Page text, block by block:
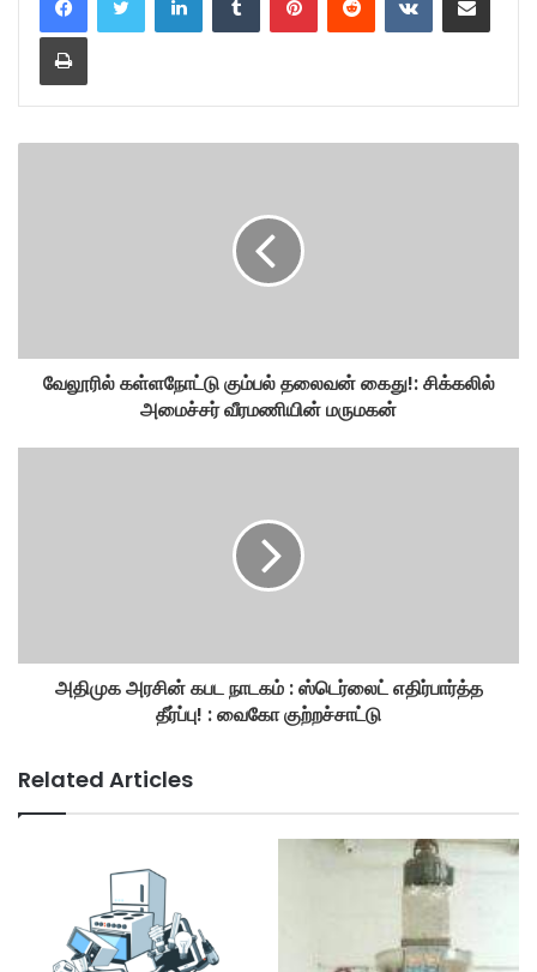
Print
வேலூரில் கள்ளநோட்டு கும்பல் தலைவன் கைது!: சிக்கலில்
அமைச்சர் வீரமணியின் மருமகன்
அதிமுக அரசின் கபட நாடகம் : ஸ்டெர்லைட் எதிர்பார்த்த
தீர்ப்பு! : வைகோ குற்றச்சாட்டு
Related Articles